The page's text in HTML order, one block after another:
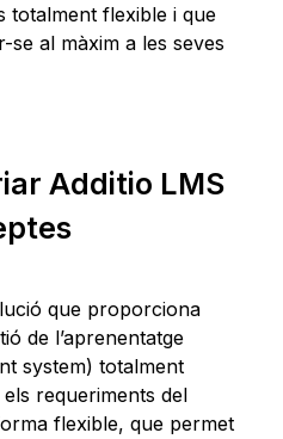
totalment flexible i que
se al màxim a les seves
Additio LMS
que proporciona
de l’aprenentatge
system) totalment
requeriments del
flexible, que permet